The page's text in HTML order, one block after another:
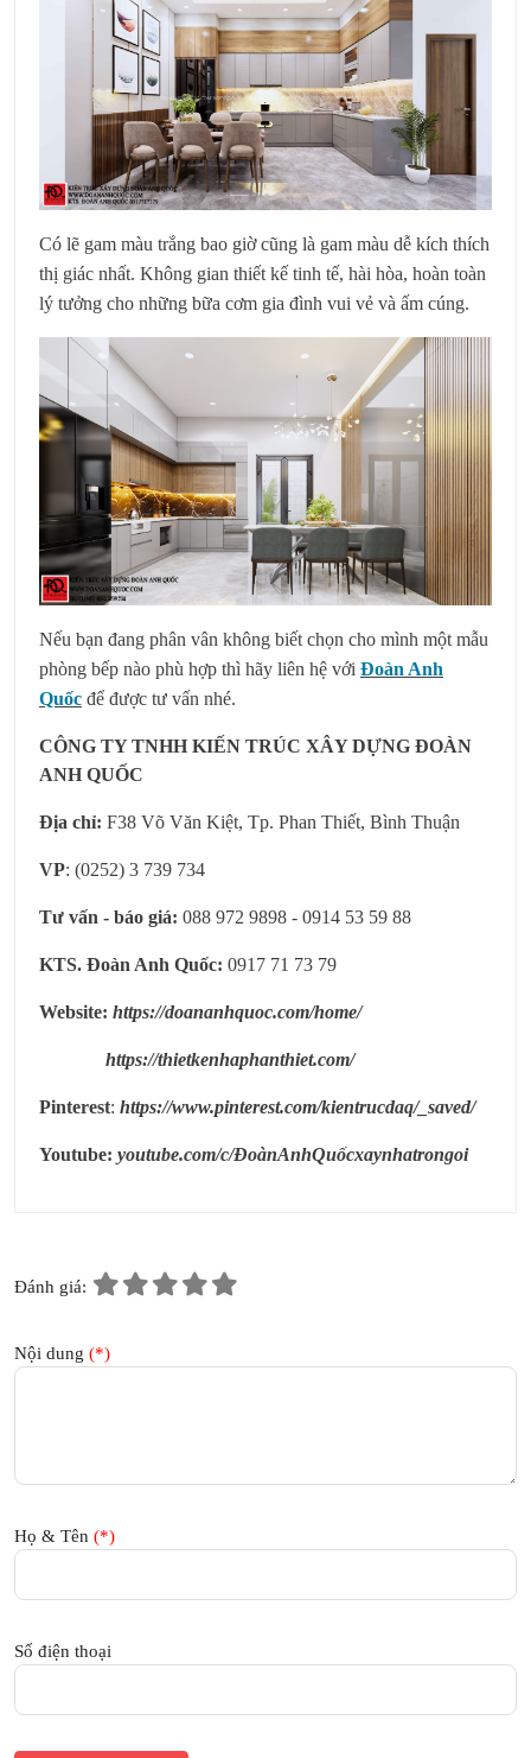
Có lẽ gam màu trắng bao giờ cũng là gam màu dễ kích thích
thị giác nhất. Không gian thiết kế tinh tế, hài hòa, hoàn toàn
lý tưởng cho những bữa cơm gia đình vui vẻ và ấm cúng.
Nếu bạn đang phân vân không biết chọn cho mình một mẫu
phòng bếp nào phù hợp thì hãy liên hệ với Đoàn Anh
Quốc để được tư vấn nhé.
CÔNG TY TNHH KIẾN TRÚC XÂY DỰNG ĐOÀN
ANH QUỐC
Địa chỉ: F38 Võ Văn Kiệt, Tp. Phan Thiết, Bình Thuận
VP: (0252) 3 739 734
Tư vấn - báo giá: 088 972 9898 - 0914 53 59 88
KTS. Đoàn Anh Quốc: 0917 71 73 79
Website: https://doananhquoc.com/home/
https://thietkenhaphanthiet.com/
Pinterest: https://www.pinterest.com/kientrucdaq/_saved/
Youtube: youtube.com/c/ĐoànAnhQuốcxaynhatrongoi
Đánh giá:
Nội dung (*)
Họ & Tên (*)
Số điện thoại